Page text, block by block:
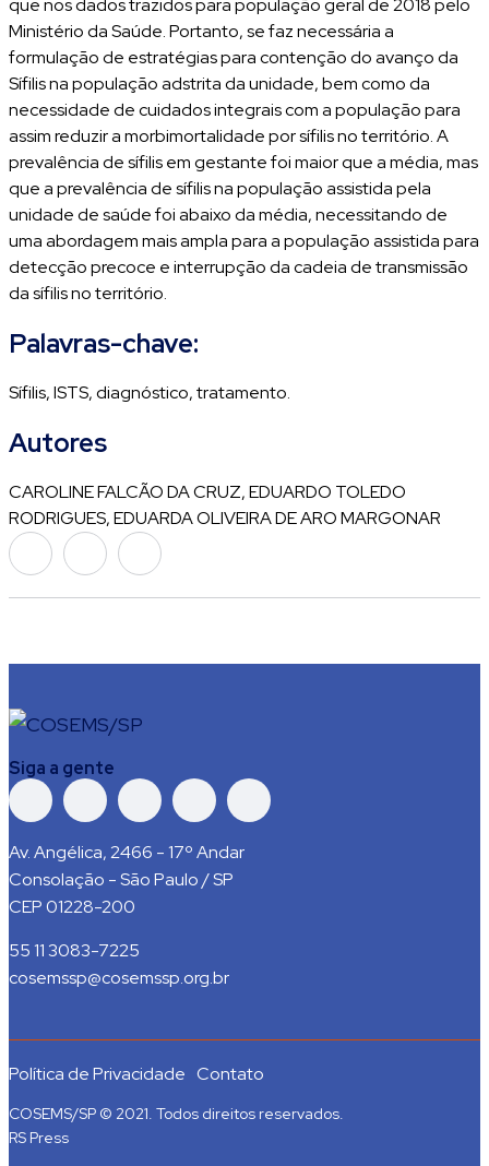
que nos dados trazidos para população geral de 2018 pelo
Ministério da Saúde. Portanto, se faz necessária a
formulação de estratégias para contenção do avanço da
Sífilis na população adstrita da unidade, bem como da
necessidade de cuidados integrais com a população para
assim reduzir a morbimortalidade por sífilis no território. A
prevalência de sífilis em gestante foi maior que a média, mas
que a prevalência de sífilis na população assistida pela
unidade de saúde foi abaixo da média, necessitando de
uma abordagem mais ampla para a população assistida para
detecção precoce e interrupção da cadeia de transmissão
da sífilis no território.
Palavras-chave:
Sífilis, ISTS, diagnóstico, tratamento.
Autores
CAROLINE FALCÃO DA CRUZ, EDUARDO TOLEDO
RODRIGUES, EDUARDA OLIVEIRA DE ARO MARGONAR
Siga a gente
Av. Angélica, 2466 - 17º Andar
Consolação - São Paulo / SP
CEP 01228-200
55 11 3083-7225
cosemssp@cosemssp.org.br
Política de Privacidade Contato
COSEMS/SP © 2021. Todos direitos reservados.
RS Press